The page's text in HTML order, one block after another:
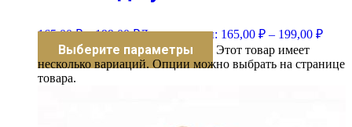
165,00₽ – 199,00₽Диапазон цен: 165,00 ₽ – 199,00 ₽
Выберите параметры
Этот товар имеет
несколько вариаций. Опции можно выбрать на странице
товара.